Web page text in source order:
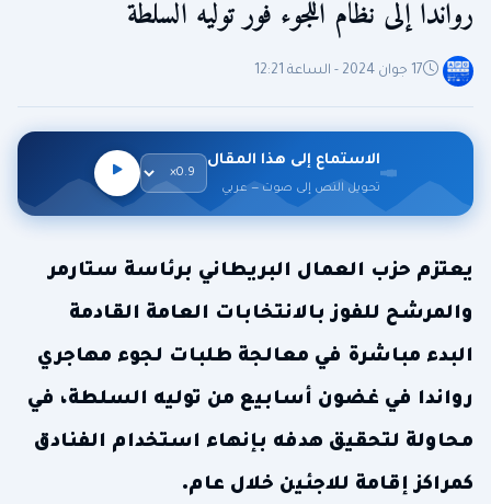
رواندا إلى نظام اللجوء فور توليه السلطة
17 جوان 2024 - الساعة 12:21
الاستماع إلى هذا المقال
تحويل النص إلى صوت — عربي
يعتزم حزب العمال البريطاني برئاسة ستارمر
والمرشح للفوز بالانتخابات العامة القادمة
البدء مباشرة في معالجة طلبات لجوء مهاجري
رواندا في غضون أسابيع من توليه السلطة، في
محاولة لتحقيق هدفه بإنهاء استخدام الفنادق
كمراكز إقامة للاجئين خلال عام.